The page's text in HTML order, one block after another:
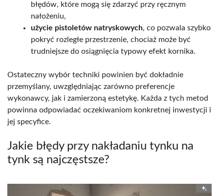
błędów, które mogą się zdarzyć przy ręcznym
nałożeniu,
użycie pistoletów natryskowych, co pozwala szybko
pokryć rozległe przestrzenie, chociaż może być
trudniejsze do osiągnięcia typowy efekt kornika.
Ostateczny wybór techniki powinien być dokładnie
przemyślany, uwzględniając zarówno preferencje
wykonawcy, jak i zamierzoną estetykę. Każda z tych metod
powinna odpowiadać oczekiwaniom konkretnej inwestycji i
jej specyfice.
Jakie błędy przy nakładaniu tynku na
tynk są najczęstsze?